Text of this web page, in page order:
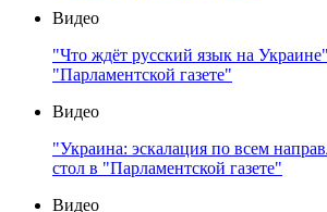
Видео
"Что ждёт русский язык на
"Парламентской газете"
Видео
"Украина: эскалация по всем
стол в "Парламентской газете"
Видео